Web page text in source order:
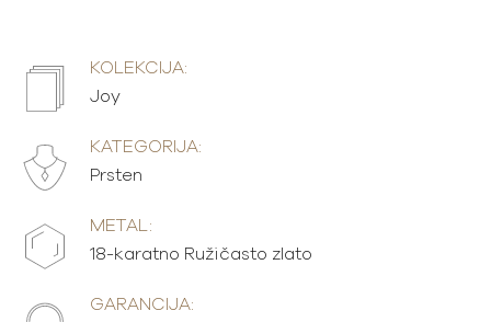
KOLEKCIJA:
Joy
KATEGORIJA:
Prsten
METAL:
18-karatno Ružičasto zlato
GARANCIJA: